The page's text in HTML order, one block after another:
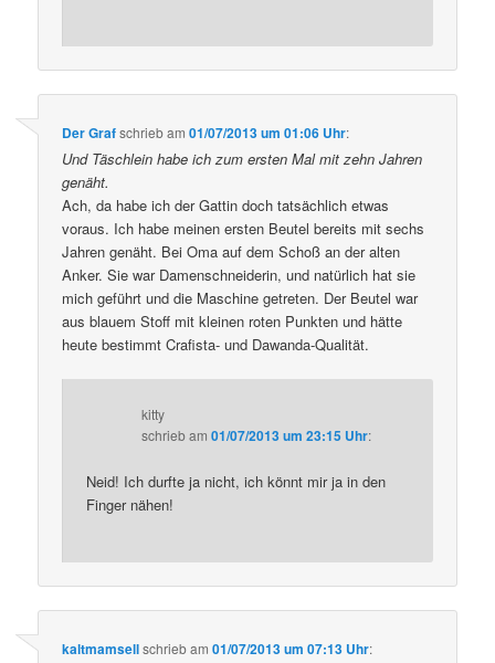
Der Grafschriebam01/07/2013 um 01:06 Uhr:
Und Täschlein habe ich zum ersten Mal mit zehn Jahren
genäht.
Ach, da habe ich der Gattin doch tatsächlich etwas
voraus. Ich habe meinen ersten Beutel bereits mit sechs
Jahren genäht. Bei Oma auf dem Schoß an der alten
Anker. Sie war Damenschneiderin, und natürlich hat sie
mich geführt und die Maschine getreten. Der Beutel war
aus blauem Stoff mit kleinen roten Punkten und hätte
heute bestimmt Crafista- und Dawanda-Qualität.
kitty
schriebam01/07/2013 um 23:15 Uhr:
Neid! Ich durfte ja nicht, ich könnt mir ja in den
Finger nähen!
kaltmamsellschriebam01/07/2013 um 07:13 Uhr: